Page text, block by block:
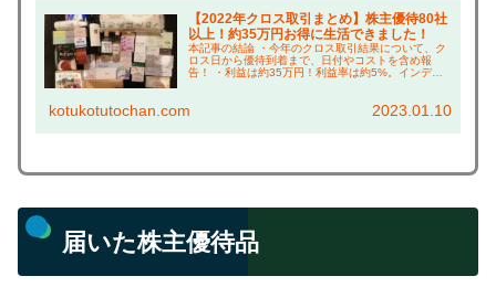
【2022年クロス取引まとめ】株主優待80社
以上！約35万円お得に生活できました！
本記事の結論 ・今年のクロス取引結果について、ク
ロス日から優待到着まで、日付やコストを含め報
告！ ・利益は約35万円！利益率は約5%。インデッ
介！...
kotukotutochan.com 2023.01.10
届いた株主優待品